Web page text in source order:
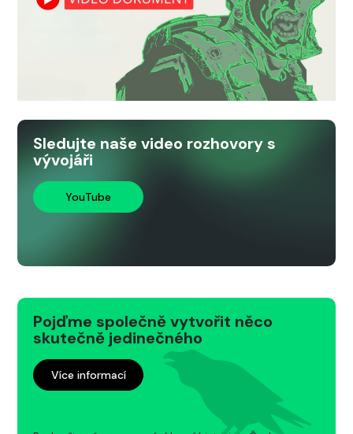
Sledujte naše video rozhovory s
vývojáři
YouTube
Pojďme společně vytvořit něco
skutečně jedinečného
Více informací